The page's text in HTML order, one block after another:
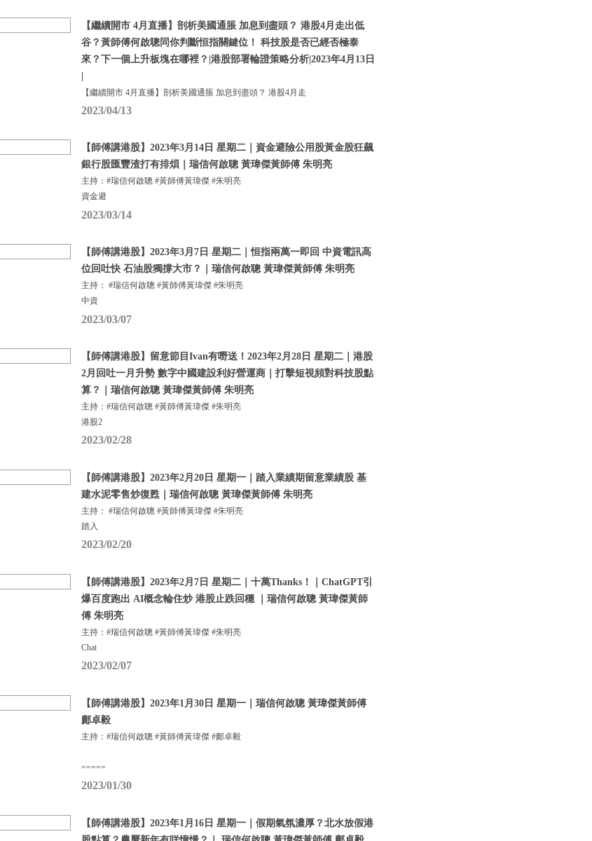
【繼續開市 4月直播】剖析美國通脹 加息到盡頭？ 港股4月走出低
谷？黃師傅何啟聰同你判斷恒指關鍵位！ 科技股是否已經否極泰
來？下一個上升板塊在哪裡？|港股部署輪證策略分析|2023年4月13日
|
【繼續開市 4月直播】剖析美國通脹 加息到盡頭？ 港股4月走
2023/04/13
【師傅講港股】2023年3月14日 星期二｜資金避險公用股黃金股狂飆
銀行股匯豐渣打有排煩｜瑞信何啟聰 黃瑋傑黃師傅 朱明亮
主持：#瑞信何啟聰 #黃師傅黃瑋傑 #朱明亮
資金避
2023/03/14
【師傅講港股】2023年3月7日 星期二｜恒指兩萬一即回 中資電訊高
位回吐快 石油股獨撐大市？｜瑞信何啟聰 黃瑋傑黃師傅 朱明亮
主持： #瑞信何啟聰 #黃師傅黃瑋傑 #朱明亮
中資
2023/03/07
【師傅講港股】留意節目Ivan有嘢送！2023年2月28日 星期二｜港股
2月回吐一月升勢 數字中國建設利好營運商｜打擊短視頻對科技股點
算？｜瑞信何啟聰 黃瑋傑黃師傅 朱明亮
主持：#瑞信何啟聰 #黃師傅黃瑋傑 #朱明亮
港股2
2023/02/28
【師傅講港股】2023年2月20日 星期一｜踏入業績期留意業績股 基
建水泥零售炒復甦｜瑞信何啟聰 黃瑋傑黃師傅 朱明亮
主持： #瑞信何啟聰 #黃師傅黃瑋傑 #朱明亮
踏入
2023/02/20
【師傅講港股】2023年2月7日 星期二｜十萬Thanks！｜ChatGPT引
爆百度跑出 AI概念輪住炒 港股止跌回穩 ｜瑞信何啟聰 黃瑋傑黃師
傅 朱明亮
主持：#瑞信何啟聰 #黃師傅黃瑋傑 #朱明亮
Chat
2023/02/07
【師傅講港股】2023年1月30日 星期一｜瑞信何啟聰 黃瑋傑黃師傅
鄺卓毅
主持：#瑞信何啟聰 #黃師傅黃瑋傑 #鄺卓毅
=====
2023/01/30
【師傅講港股】2023年1月16日 星期一｜假期氣氛濃厚？北水放假港